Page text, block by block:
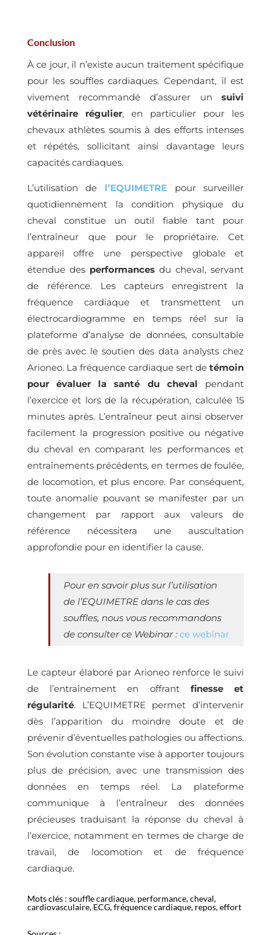
Conclusion
À ce jour, il n’existe aucun traitement spécifique
pour les souffles cardiaques. Cependant, il est
vivement recommandé d’assurer unsuivi
vétérinaire régulier, en particulier pour les
chevaux athlètes soumis à des efforts intenses
et répétés, sollicitant ainsi davantage leurs
capacités cardiaques.
L’utilisation de l’EQUIMETRE pour surveiller
quotidiennement la condition physique du
cheval constitue un outil fiable tant pour
l’entraîneur que pour le propriétaire. Cet
appareil offre une perspective globale et
étendue des performancesdu cheval, servant
de référence. Les capteurs enregistrent la
fréquence cardiaque et transmettent un
électrocardiogramme en temps réel sur la
plateforme d’analyse de données, consultable
de près avec le soutien des data analysts chez
Arioneo. La fréquence cardiaque sert detémoin
pour évaluer la santé du cheval pendant
l’exercice et lors de la récupération, calculée 15
minutes après. L’entraîneur peut ainsi observer
facilement la progression positive ou négative
du cheval en comparant les performances et
entraînements précédents, en termes de foulée,
de locomotion, et plus encore. Par conséquent,
toute anomalie pouvant se manifester par un
changement par rapport aux valeurs de
référence nécessitera une auscultation
approfondie pour en identifier la cause.
Pour en savoir plus sur l’utilisation
de l’EQUIMETRE dans le cas des
souffles, nous vous recommandons
de consulter ce Webinar : ce webinar
Le capteur élaboré par Arioneo renforce le suivi
de l’entraînement en offrant finesse et
régularité. L’EQUIMETRE permet d’intervenir
dès l’apparition du moindre doute et de
prévenir d’éventuelles pathologies ou affections.
Son évolution constante vise à apporter toujours
plus de précision, avec une transmission des
données en temps réel. La plateforme
communique à l’entraîneur des données
précieuses traduisant la réponse du cheval à
l’exercice, notamment en termes de charge de
travail, de locomotion et de fréquence
cardiaque.
Mots clés : souffle cardiaque, performance, cheval,
cardiovasculaire, ECG, fréquence cardiaque, repos, effort